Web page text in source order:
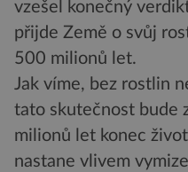
vzešel konečný
přijde Země o svůj
500 milionů let.
Jak víme, bez rostlin
tato skutečnost bude
milionů let konec
nastane vlivem